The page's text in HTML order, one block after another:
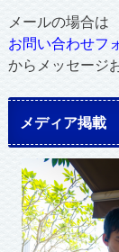
メールの場合は
お問い合わせフ
からメッセージ
メディア掲載